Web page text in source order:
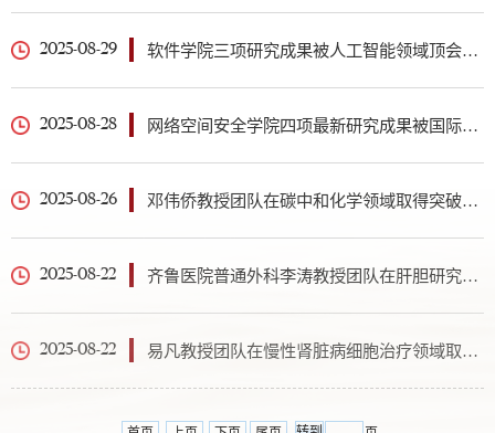
软件学院三项研究成果被人工智能领域顶会IJCAI录用
2025-08-29
网络空间安全学院四项最新研究成果被国际安全顶会CCS接收
2025-08-28
邓伟侨教授团队在碳中和化学领域取得突破：常温高效合成绿色甲醇与绿氨
2025-08-26
齐鲁医院普通外科李涛教授团队在肝胆研究领域取得系列进展
2025-08-22
易凡教授团队在慢性肾脏病细胞治疗领域取得重要突破
2025-08-22